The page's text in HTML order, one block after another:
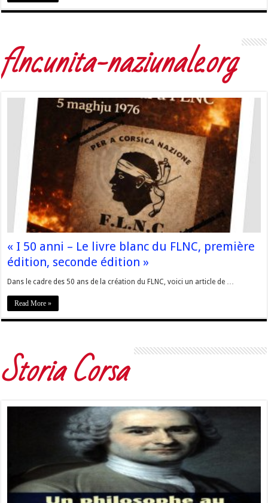
flnc.unita-naziunale.org
« I 50 anni – Le livre blanc du FLNC, première
édition, seconde édition »
Dans le cadre des 50 ans de la création du FLNC, voici un article de …
Read More »
Storia Corsa